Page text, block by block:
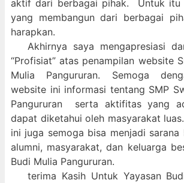
aktif dari berbagai pihak. Untuk itu
yang membangun dari berbagai
harapkan.
Akhirnya saya mengapresiasi
“Profisiat” atas penampilan website
Mulia Pangururan. Semoga
website ini informasi tentang SMP
Pangururan serta aktifitas yang
dapat diketahui oleh masyarakat
ini juga semoga bisa menjadi sarana
alumni, masyarakat, dan keluarga
Budi Mulia Pangururan.
terima Kasih Untuk Yayasan